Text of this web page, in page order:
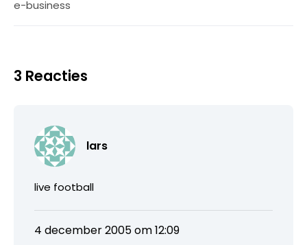
e-business
3 Reacties
lars
live football
4 december 2005 om 12:09